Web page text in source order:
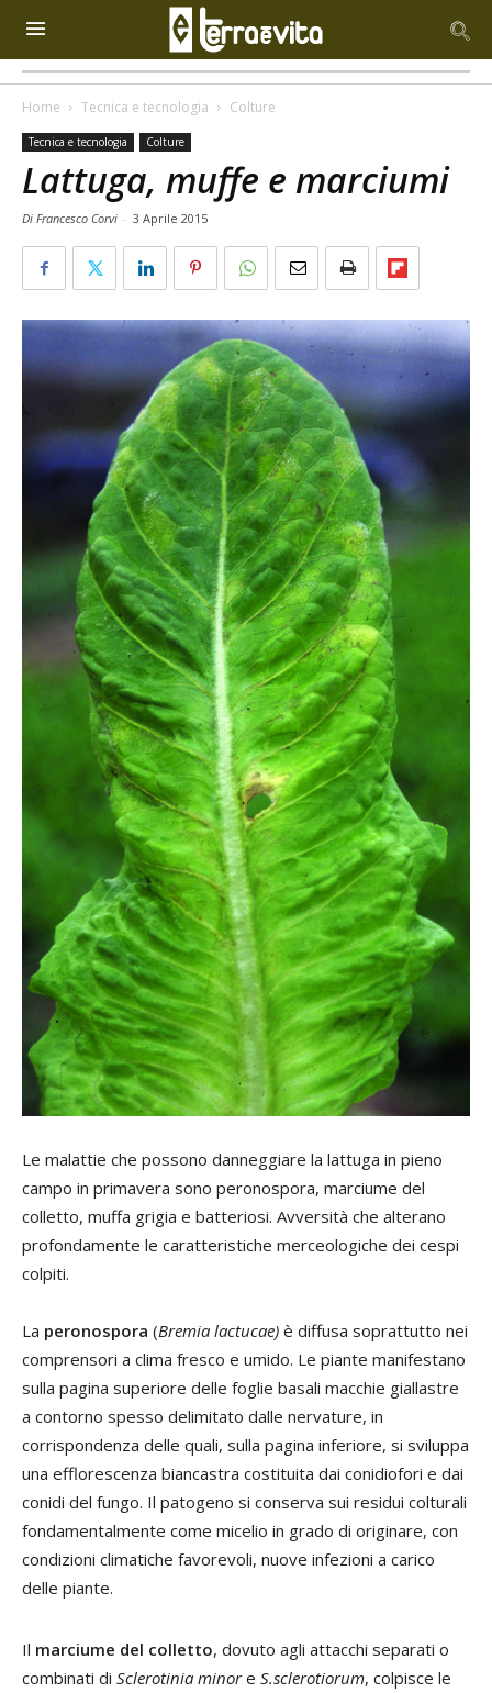
Home Tecnica e tecnologia Colture
Tecnica e tecnologia Colture
Lattuga, muffe e marciumi
Di Francesco Corvi - 3 Aprile 2015
Le malattie che possono danneggiare la lattuga in pieno
campo in primavera sono peronospora, marciume del
colletto, muffa grigia e batteriosi. Avversità che alterano
profondamente le caratteristiche merceologiche dei cespi
colpiti.
La peronospora (Bremia lactucae) è diffusa soprattutto nei
comprensori a clima fresco e umido. Le piante manifestano
sulla pagina superiore delle foglie basali macchie giallastre
a contorno spesso delimitato dalle nervature, in
corrispondenza delle quali, sulla pagina inferiore, si sviluppa
una efflorescenza biancastra costituita dai conidiofori e dai
conidi del fungo. Il patogeno si conserva sui residui colturali
fondamentalmente come micelio in grado di originare, con
condizioni climatiche favorevoli, nuove infezioni a carico
delle piante.
Il marciume del colletto, dovuto agli attacchi separati o
combinati di Sclerotinia minore S.sclerotiorum, colpisce le